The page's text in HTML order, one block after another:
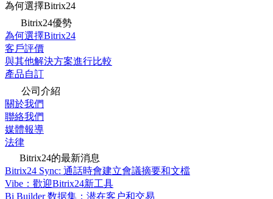
為何選擇Bitrix24
Bitrix24優勢
為何選擇Bitrix24
客戶評價
與其他解決方案進行比較
產品自訂
公司介紹
關於我們
聯絡我們
媒體報導
法律
Bitrix24的最新消息
Bitrix24 Sync: 通話時會建立會議摘要和文檔
Vibe：歡迎Bitrix24新工具
Bi Builder 数据集：潜在客户和交易